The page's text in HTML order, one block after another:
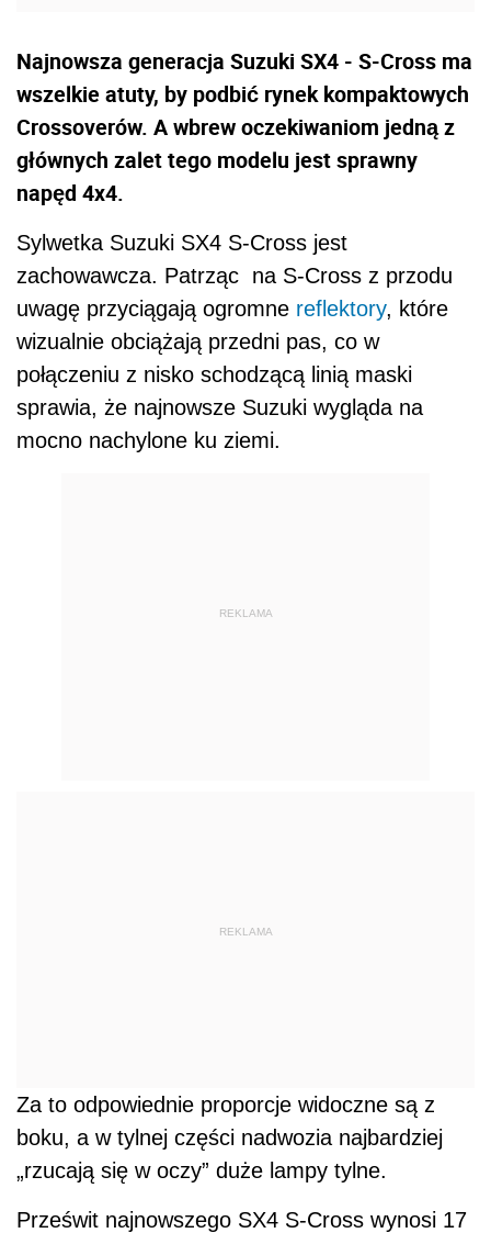
Najnowsza generacja Suzuki SX4 - S-Cross ma
wszelkie atuty, by podbić rynek kompaktowych
Crossoverów. A wbrew oczekiwaniom jedną z
głównych zalet tego modelu jest sprawny
napęd 4x4.
Sylwetka Suzuki SX4 S-Cross jest
zachowawcza. Patrząc na S-Cross z przodu
uwagę przyciągają ogromne reflektory, które
wizualnie obciążają przedni pas, co w
połączeniu z nisko schodzącą linią maski
sprawia, że najnowsze Suzuki wygląda na
mocno nachylone ku ziemi.
REKLAMA
REKLAMA
Za to odpowiednie proporcje widoczne są z
boku, a w tylnej części nadwozia najbardziej
„rzucają się w oczy” duże lampy tylne.
Prześwit najnowszego SX4 S-Cross wynosi 17